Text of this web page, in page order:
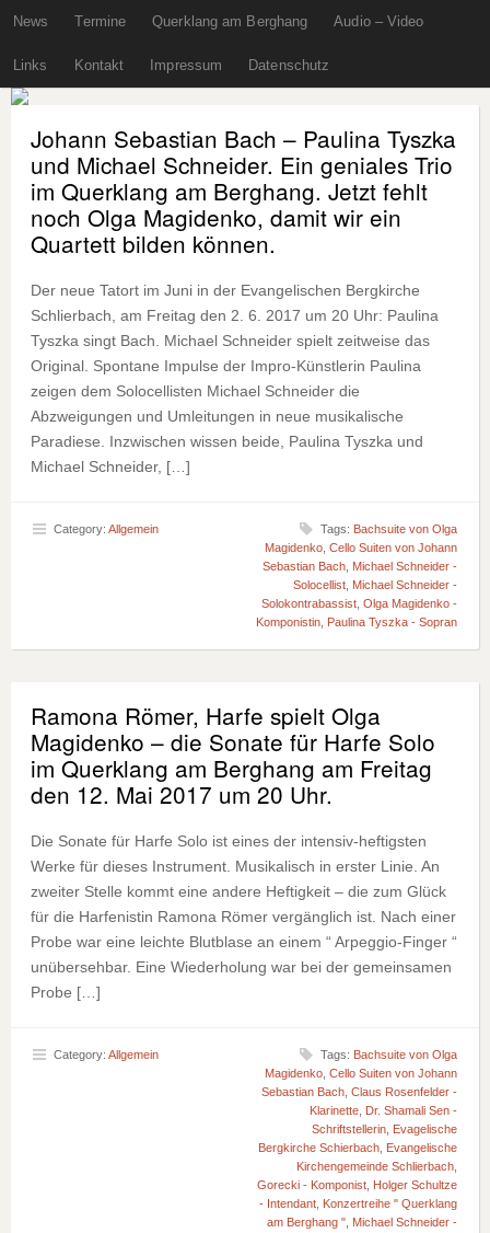
News Termine Querklang am Berghang Audio – Video
Links Kontakt Impressum Datenschutz
Johann Sebastian Bach – Paulina Tyszka
und Michael Schneider. Ein geniales Trio
im Querklang am Berghang. Jetzt fehlt
noch Olga Magidenko, damit wir ein
Quartett bilden können.
Der neue Tatort im Juni in der Evangelischen Bergkirche
Schlierbach, am Freitag den 2. 6. 2017 um 20 Uhr: Paulina
Tyszka singt Bach. Michael Schneider spielt zeitweise das
Original. Spontane Impulse der Impro-Künstlerin Paulina
zeigen dem Solocellisten Michael Schneider die
Abzweigungen und Umleitungen in neue musikalische
Paradiese. Inzwischen wissen beide, Paulina Tyszka und
Michael Schneider, […]
Category: Allgemein Tags: Bachsuite von Olga
Magidenko Cello Suiten von Johann
Sebastian Bach Michael Schneider -
Solocellist Michael Schneider -
Solokontrabassist Olga Magidenko -
Komponistin Paulina Tyszka - Sopran
Ramona Römer, Harfe spielt Olga
Magidenko – die Sonate für Harfe Solo
im Querklang am Berghang am Freitag
den 12. Mai 2017 um 20 Uhr.
Die Sonate für Harfe Solo ist eines der intensiv-heftigsten
Werke für dieses Instrument. Musikalisch in erster Linie. An
zweiter Stelle kommt eine andere Heftigkeit – die zum Glück
für die Harfenistin Ramona Römer vergänglich ist. Nach einer
Probe war eine leichte Blutblase an einem “ Arpeggio-Finger “
unübersehbar. Eine Wiederholung war bei der gemeinsamen
Probe […]
Category: Allgemein Tags: Bachsuite von Olga
Magidenko Cello Suiten von Johann
Sebastian Bach Claus Rosenfelder -
Klarinette Dr. Shamali Sen -
Schriftstellerin Evagelische
Bergkirche Schierbach Evangelische
Kirchengemeinde Schlierbach
Gorecki - Komponist Holger Schultze
- Intendant Konzertreihe " Querklang
am Berghang " Michael Schneider -